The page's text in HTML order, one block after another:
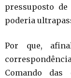
pressuposto
poderia
Por que,
Comando